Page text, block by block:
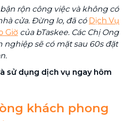
rộn công việc và không có
cửa. Đừng lo, đã có Dịch Vụ
Giờ của bTaskee. Các Chị Ong
nghiệp sẽ có mặt sau 60s đặt
sử dụng dịch vụ ngay hôm
khách phong